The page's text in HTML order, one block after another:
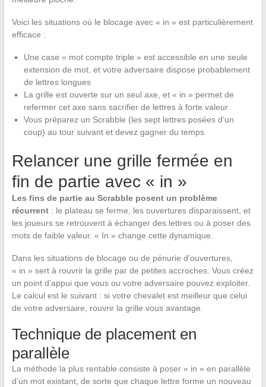
Voici les situations où le blocage avec « in » est particulièrement
efficace :
Une case « mot compte triple » est accessible en une seule
extension de mot, et votre adversaire dispose probablement
de lettres longues
La grille est ouverte sur un seul axe, et « in » permet de
refermer cet axe sans sacrifier de lettres à forte valeur
Vous préparez un Scrabble (les sept lettres posées d’un
coup) au tour suivant et devez gagner du temps
Relancer une grille fermée en
fin de partie avec « in »
Les fins de partie au Scrabble posent un problème
récurrent: le plateau se ferme, les ouvertures disparaissent, et
les joueurs se retrouvent à échanger des lettres ou à poser des
mots de faible valeur. « In » change cette dynamique.
Dans les situations de blocage ou de pénurie d’ouvertures,
« in » sert à rouvrir la grille par de petites accroches. Vous créez
un point d’appui que vous ou votre adversaire pouvez exploiter.
Le calcul est le suivant : si votre chevalet est meilleur que celui
de votre adversaire, rouvrir la grille vous avantage.
Technique de placement en
parallèle
La méthode la plus rentable consiste à poser « in » en parallèle
d’un mot existant, de sorte que chaque lettre forme un nouveau